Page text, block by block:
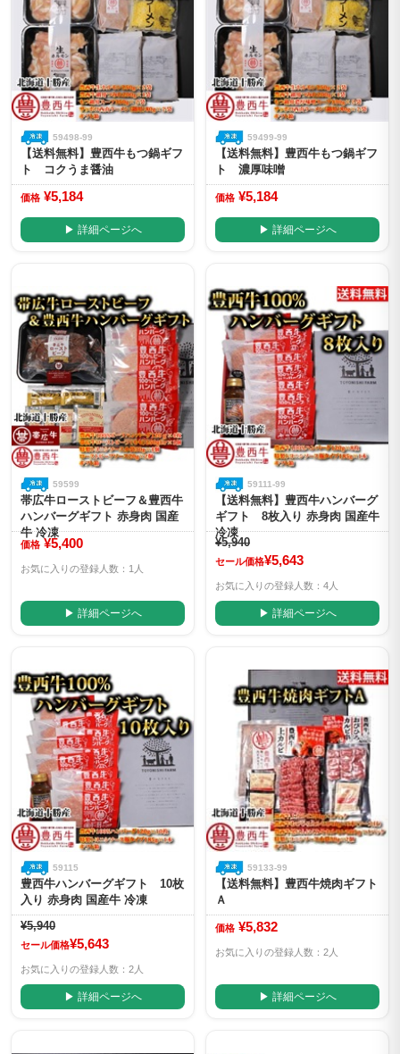
59498-99
【送料無料】豊西牛もつ鍋ギフ
ト コクうま醤油
価格 ¥5,184
▶ 詳細ページへ
59499-99
【送料無料】豊西牛もつ鍋ギフ
ト 濃厚味噌
価格 ¥5,184
▶ 詳細ページへ
59599
帯広牛ローストビーフ＆豊西牛
ハンバーグギフト 赤身肉 国産
牛 冷凍
価格 ¥5,400
お気に入りの登録人数：1人
▶ 詳細ページへ
59111-99
【送料無料】豊西牛ハンバーグ
ギフト 8枚入り 赤身肉 国産牛
冷凍
¥5,940
セール価格¥5,643
お気に入りの登録人数：4人
▶ 詳細ページへ
59115
豊西牛ハンバーグギフト 10枚
入り 赤身肉 国産牛 冷凍
¥5,940
セール価格¥5,643
お気に入りの登録人数：2人
▶ 詳細ページへ
59133-99
【送料無料】豊西牛焼肉ギフト
Ａ
価格 ¥5,832
お気に入りの登録人数：2人
▶ 詳細ページへ